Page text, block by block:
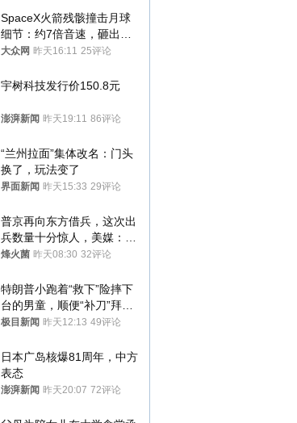
SpaceX火箭残骸撞击月球
细节：约7倍音速，砸出直
径约30米撞击坑
大众网 昨天16:11 25评论
宇树科技发行价150.8元
澎湃新闻 昨天19:11 86评论
“兰州拉面”集体改名：门头
换了，玩法变了
界面新闻 昨天15:33 29评论
普京再向东方借兵，这次出
兵数量十分惊人，美媒：俄
朝要动真格？
烽火菌 昨天08:30 32评论
特朗普小跑着“救下”险摔下
台的男童，顺便“补刀”拜
登：“我可不想他像拜登一
极目新闻 昨天12:13 49评论
日本广岛核爆81周年，中方
表态
澎湃新闻 昨天20:07 72评论